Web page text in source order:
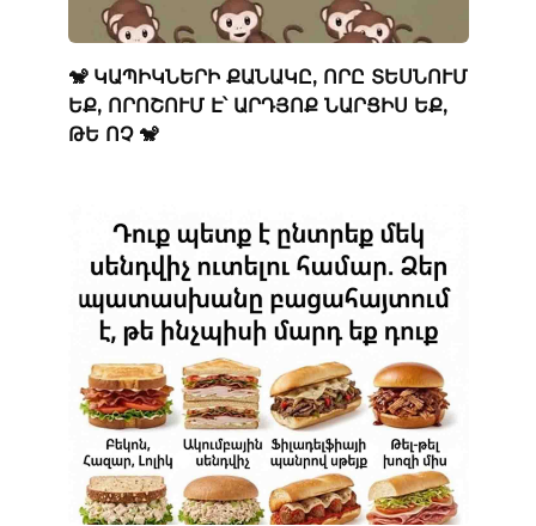
🐒 ԿԱՊԻԿՆԵՐԻ ՔԱՆԱԿԸ, ՈՐԸ ՏԵՍՆՈՒՄ
ԵՔ, ՈՐՈՇՈՒՄ Է՝ ԱՐԴՅՈՔ ՆԱՐՑԻՍ ԵՔ,
ԹԵ ՈՉ 🐒